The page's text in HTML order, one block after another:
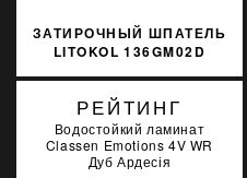
ЗАТИРОЧНЫЙ ШПАТЕЛЬ
LITOKOL 136GM02D
РЕЙТИНГ
Водостойкий ламинат
Classen Emotions 4V WR
Дуб Ардесія